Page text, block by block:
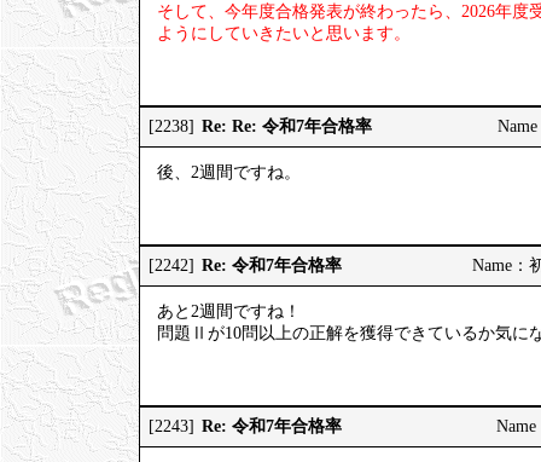
そして、今年度合格発表が終わったら、2026年
ようにしていきたいと思います。
[2238] Re: Re: 令和7年合格率
後、2週間ですね。
[2242] Re: 令和7年合格率 Name：
あと2週間ですね！
問題Ⅱが10問以上の正解を獲得できているか気に
[2243] Re: 令和7年合格率